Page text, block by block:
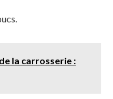
la carrosserie :